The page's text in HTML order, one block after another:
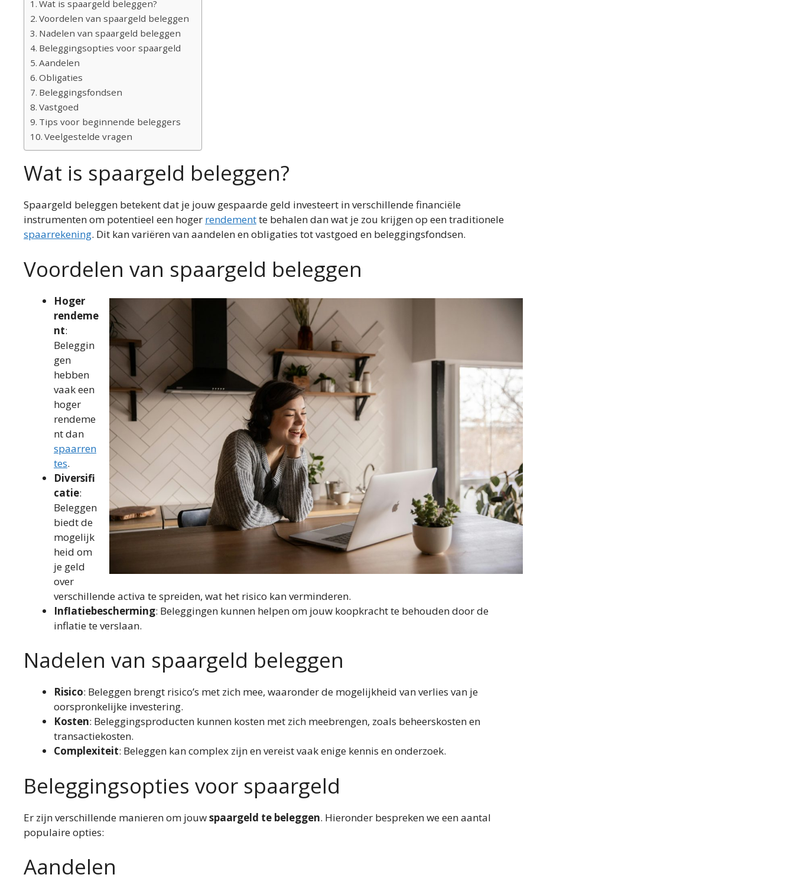
Wat is spaargeld beleggen?
Voordelen van spaargeld beleggen
Nadelen van spaargeld beleggen
Beleggingsopties voor spaargeld
Aandelen
Obligaties
Beleggingsfondsen
Vastgoed
Tips voor beginnende beleggers
Veelgestelde vragen
Wat is spaargeld beleggen?
Spaargeld beleggen betekent dat je jouw gespaarde geld investeert in verschillende financiële
instrumenten om potentieel een hoger rendementte behalen dan wat je zou krijgen op een traditionele
spaarrekening. Dit kan variëren van aandelen en obligaties tot vastgoed en beleggingsfondsen.
Voordelen van spaargeld beleggen
Hoger
rendeme
nt:
Beleggin
gen
hebben
vaak een
hoger
rendeme
nt dan
spaarren
tes.
Diversifi
catie:
Beleggen
biedt de
mogelijk
heid om
je geld
over
verschillende activa te spreiden, wat het risico kan verminderen.
Inflatiebescherming: Beleggingen kunnen helpen om jouw koopkracht te behouden door de
inflatie te verslaan.
Nadelen van spaargeld beleggen
Risico: Beleggen brengt risico’s met zich mee, waaronder de mogelijkheid van verlies van je
oorspronkelijke investering.
Kosten: Beleggingsproducten kunnen kosten met zich meebrengen, zoals beheerskosten en
transactiekosten.
Complexiteit: Beleggen kan complex zijn en vereist vaak enige kennis en onderzoek.
Beleggingsopties voor spaargeld
Er zijn verschillende manieren om jouwspaargeld te beleggen. Hieronder bespreken we een aantal
populaire opties:
Aandelen